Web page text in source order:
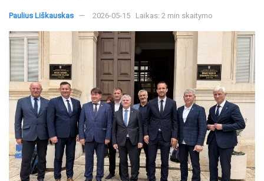
Paulius Liškauskas 2026-05-15 Laikas: 2 min skaitymo